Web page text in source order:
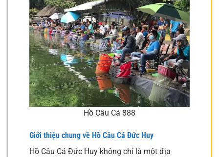
Hồ Câu Cá 888
Giới thiệu chung về Hồ Câu Cá Đức Huy
Hồ Câu Cá Đức Huy không chỉ là một địa